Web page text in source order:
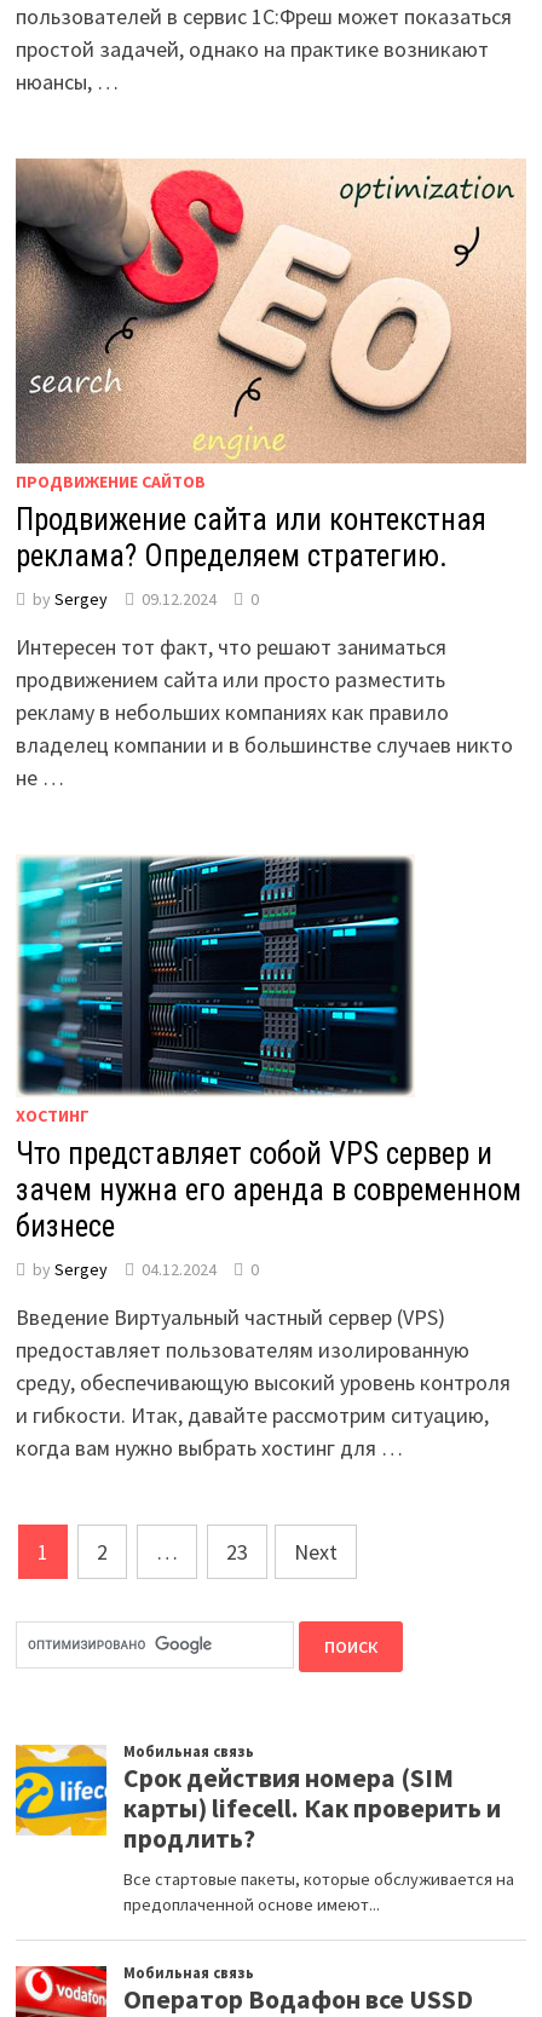
пользователей в сервис 1C:Фреш может показаться
простой задачей, однако на практике возникают
нюансы, …
ПРОДВИЖЕНИЕ САЙТОВ
Продвижение сайта или контекстная
реклама? Определяем стратегию.
by Sergey 09.12.2024 0
Интересен тот факт, что решают заниматься
продвижением сайта или просто разместить
рекламу в небольших компаниях как правило
владелец компании и в большинстве случаев никто
не …
ХОСТИНГ
Что представляет собой VPS сервер и
зачем нужна его аренда в современном
бизнесе
by Sergey 04.12.2024 0
Введение Виртуальный частный сервер (VPS)
предоставляет пользователям изолированную
среду, обеспечивающую высокий уровень контроля
и гибкости. Итак, давайте рассмотрим ситуацию,
когда вам нужно выбрать хостинг для …
Posts
pagination
1 2 … 23 Next